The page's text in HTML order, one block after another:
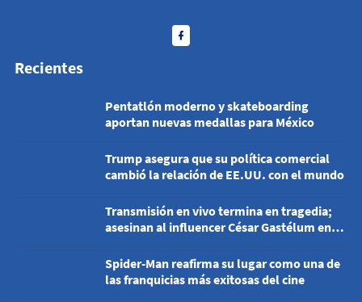
Recientes
Pentatlón moderno y skateboarding
aportan nuevas medallas para México
Trump asegura que su política comercial
cambió la relación de EE.UU. con el mundo
Transmisión en vivo termina en tragedia;
asesinan al influencer César Gastélum en
Spider-Man reafirma su lugar como una de
las franquicias más exitosas del cine